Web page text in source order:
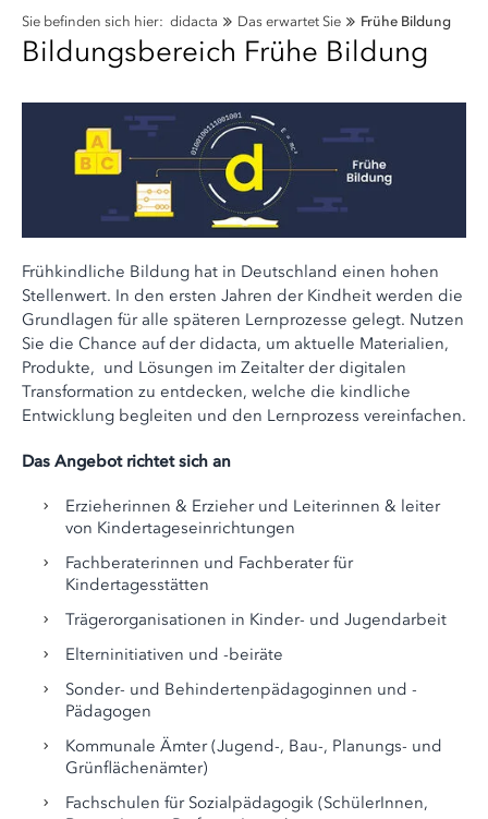
Sie befinden sich hier: didacta Das erwartet Sie Frühe Bildung
Bildungsbereich Frühe Bildung
Frühkindliche Bildung hat in Deutschland einen hohen
Stellenwert. In den ersten Jahren der Kindheit werden die
Grundlagen für alle späteren Lernprozesse gelegt. Nutzen
Sie die Chance auf der didacta, um aktuelle Materialien,
Produkte, und Lösungen im Zeitalter der digitalen
Transformation zu entdecken, welche die kindliche
Entwicklung begleiten und den Lernprozess vereinfachen.
Das Angebot richtet sich an
Erzieherinnen & Erzieher und Leiterinnen & leiter
von Kindertageseinrichtungen
Fachberaterinnen und Fachberater für
Kindertagesstätten
Trägerorganisationen in Kinder- und Jugendarbeit
Elterninitiativen und -beiräte
Sonder- und Behindertenpädagoginnen und -
Pädagogen
Kommunale Ämter (Jugend-, Bau-, Planungs- und
Grünflächenämter)
Fachschulen für Sozialpädagogik (SchülerInnen,